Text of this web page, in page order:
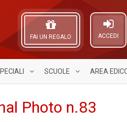
ACCEDI
FAI UN REGALO
SCUOLE AREA
Photo n.83